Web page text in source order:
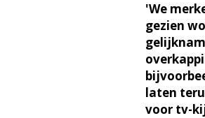
'We
gezien
laten
voor tv-